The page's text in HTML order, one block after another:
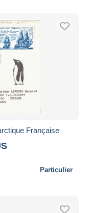
Française
Particulier